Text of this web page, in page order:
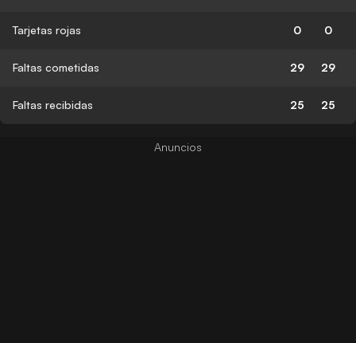
Tarjetas rojas 0 0
Faltas cometidas 29 29
Faltas recibidas 25 25